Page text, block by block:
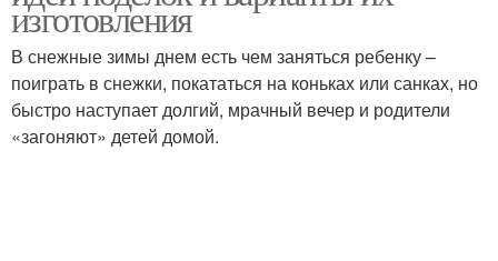
Поделки в детский сад Поделки в сад
изготовления
В снежные зимы днем есть чем заняться ребенку –
поиграть в снежки, покататься на коньках или санках, но
быстро наступает долгий, мрачный вечер и родители
«загоняют» детей домой.